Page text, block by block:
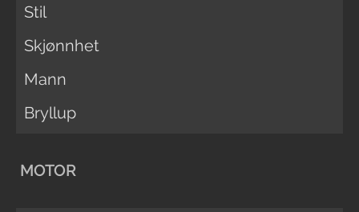
Stil
Skjønnhet
Mann
Bryllup
MOTOR